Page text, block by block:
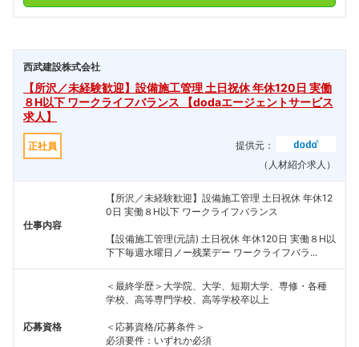
西武建設株式会社
【所沢／未経験歓迎】設備施工管理 土日祝休 年休120日 実働
８H以下 ワークライフバランス 【dodaエージェントサービス
求人】
正社員
提供元：
（人材紹介求人）
仕事内容
【所沢／未経験歓迎】設備施工管理 土日祝休 年休12
0日 実働８H以下 ワークライフバランス
【設備施工管理(元請) 土日祝休 年休120日 実働８H以
下下毎週水曜日ノー残業デー ワークライフバラ...
応募資格
＜最終学歴＞大学院、大学、短期大学、専修・各種
学校、高等専門学校、高等学校卒以上
＜応募資格/応募条件＞
必須要件：いずれか必須